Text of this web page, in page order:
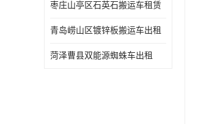
枣庄山亭区石英石搬运车租赁
青岛崂山区镀锌板搬运车出租
菏泽曹县双能源蜘蛛车出租